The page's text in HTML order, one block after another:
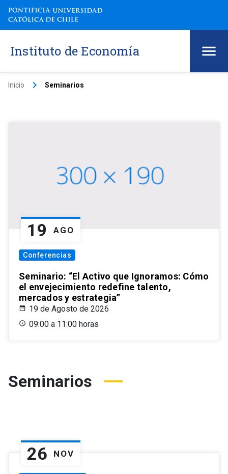
Instituto de Economía
Inicio keyboard_arrow_right Seminarios
19 AGO
Conferencias
Seminario: “El Activo que Ignoramos: Cómo
el envejecimiento redefine talento,
mercados y estrategia”
19 de Agosto de 2026
09:00 a 11:00 horas
Seminarios
26 NOV